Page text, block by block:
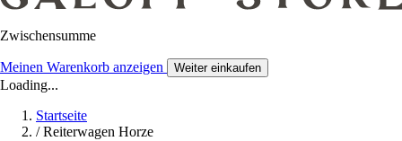
Zwischensumme
Meinen Warenkorb anzeigen Weiter einkaufen
Loading...
Startseite
/ Reiterwagen Horze